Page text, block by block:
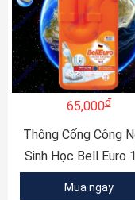
65,000đ
Thông Cống Công
Sinh Học Bell Euro
Mua ngay